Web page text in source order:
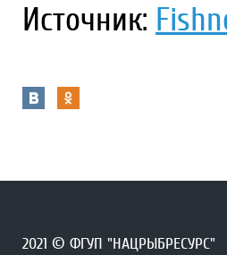
Источник:
2021 © ФГУП "НАЦРЫБРЕСУРС"